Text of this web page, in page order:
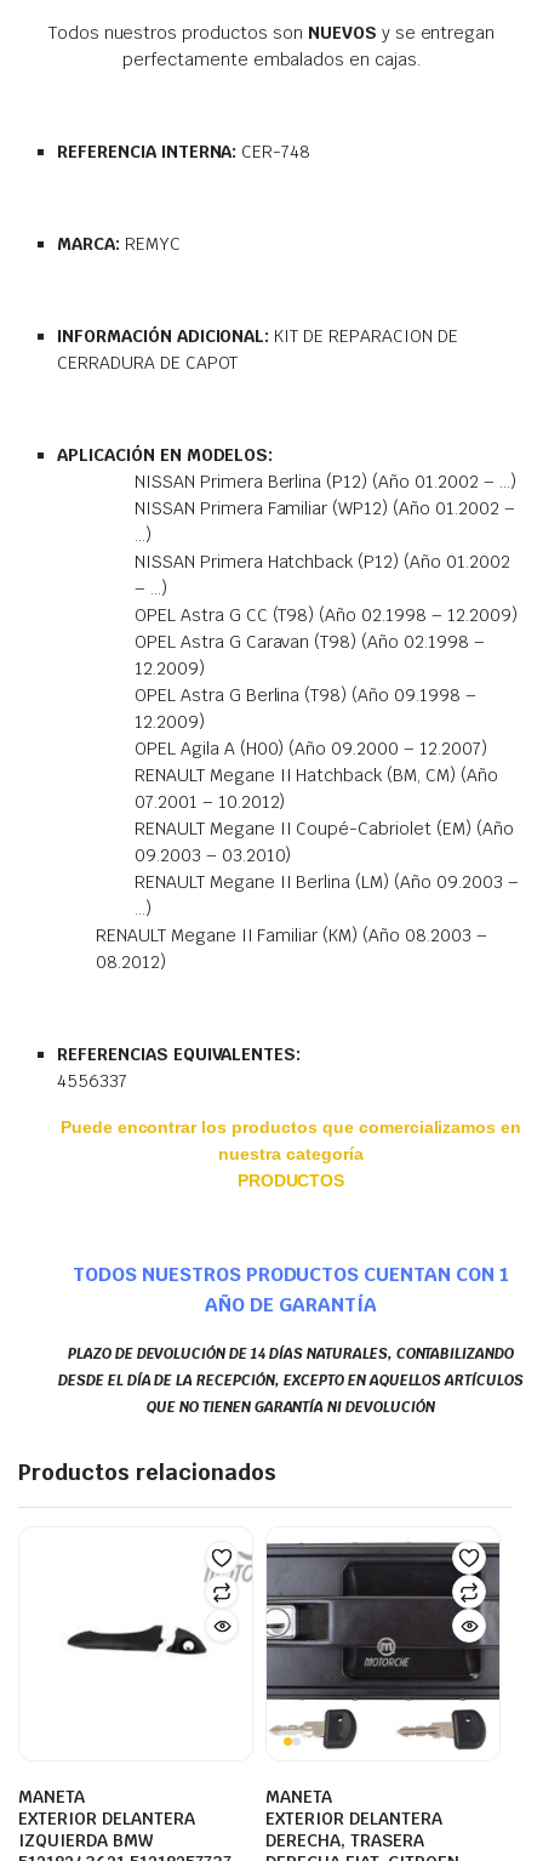
Todos nuestros productos son NUEVOS y se entregan
perfectamente embalados en cajas.
REFERENCIA INTERNA: CER-748
MARCA: REMYC
INFORMACIÓN ADICIONAL: KIT DE REPARACION DE
CERRADURA DE CAPOT
APLICACIÓN EN MODELOS:
NISSAN Primera Berlina (P12) (Año 01.2002 – …)
NISSAN Primera Familiar (WP12) (Año 01.2002 –
…)
NISSAN Primera Hatchback (P12) (Año 01.2002
– …)
OPEL Astra G CC (T98) (Año 02.1998 – 12.2009)
OPEL Astra G Caravan (T98) (Año 02.1998 –
12.2009)
OPEL Astra G Berlina (T98) (Año 09.1998 –
12.2009)
OPEL Agila A (H00) (Año 09.2000 – 12.2007)
RENAULT Megane II Hatchback (BM, CM) (Año
07.2001 – 10.2012)
RENAULT Megane II Coupé-Cabriolet (EM) (Año
09.2003 – 03.2010)
RENAULT Megane II Berlina (LM) (Año 09.2003 –
…)
RENAULT Megane II Familiar (KM) (Año 08.2003 –
08.2012)
REFERENCIAS EQUIVALENTES:
4556337
Puede encontrar los productos que comercializamos en
nuestra categoría
PRODUCTOS
TODOS NUESTROS PRODUCTOS CUENTAN CON 1
AÑO DE GARANTÍA
PLAZO DE DEVOLUCIÓN DE 14 DÍAS NATURALES, CONTABILIZANDO
DESDE EL DÍA DE LA RECEPCIÓN, EXCEPTO EN AQUELLOS ARTÍCULOS
QUE NO TIENEN GARANTÍA NI DEVOLUCIÓN
Productos relacionados
MANETA
EXTERIOR DELANTERA
IZQUIERDA BMW
MANETA
EXTERIOR DELANTERA
DERECHA, TRASERA